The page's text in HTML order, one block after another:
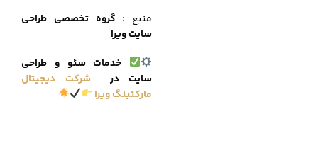
منبع : گروه تخصصی طراحی
سایت ویرا
خدمات سئو و طراحی
سایت در
شرکت دیجیتال
مارکتینگ ویرا